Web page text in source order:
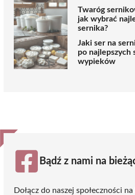
Twaróg
jak wybrać
sernika?
Jaki ser na
po najlepszych
wypieków
Bądź z nami na
Dołącz do naszej społeczności